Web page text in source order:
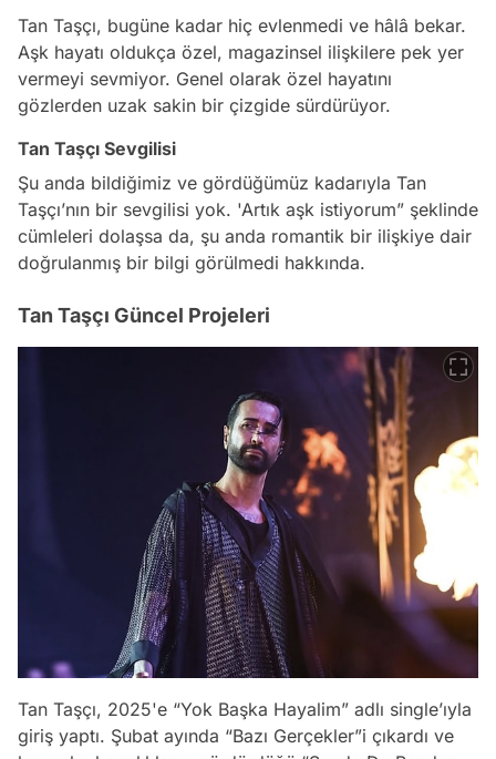
Tan Taşçı, bugüne kadar hiç evlenmedi ve hâlâ bekar.
Aşk hayatı oldukça özel, magazinsel ilişkilere pek yer
vermeyi sevmiyor. Genel olarak özel hayatını
gözlerden uzak sakin bir çizgide sürdürüyor.
Tan Taşçı Sevgilisi
Şu anda bildiğimiz ve gördüğümüz kadarıyla Tan
Taşçı’nın bir sevgilisi yok. 'Artık aşk istiyorum” şeklinde
cümleleri dolaşsa da, şu anda romantik bir ilişkiye dair
doğrulanmış bir bilgi görülmedi hakkında.
Tan Taşçı Güncel Projeleri
Tan Taşçı, 2025'e “Yok Başka Hayalim” adlı single’ıyla
giriş yaptı. Şubat ayında “Bazı Gerçekler”i çıkardı ve